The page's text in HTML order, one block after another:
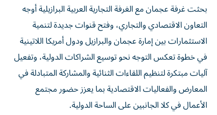
بحثت غرفة عجمان مع الغرفة التجارية العربية البرازيلية أوجه
التعاون الاقتصادي والتجاري، وفتح قنوات جديدة لتنمية
الاستثمارات بين إمارة عجمان والبرازيل ودول أمريكا اللاتينية
في خطوة تعكس التوجه نحو توسيع الشراكات الدولية، وتفعيل
آليات مبتكرة لتنظيم اللقاءات الثنائية والمشاركة المتبادلة في
المعارض والفعاليات الاقتصادية بما يعزز حضور مجتمع
الأعمال في كلا الجانبين على الساحة الدولية.